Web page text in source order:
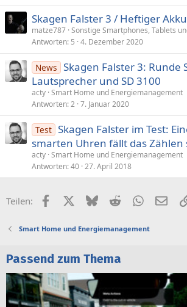
Skagen Falster 3 / Heftiger
matze787 Sonstige Smartphones, Tablets
Antworten 5 4. Dezember 2020
News Skagen Falster 3: Runde
Lautsprecher und SD 3100
acty Smart Home und Energiemanagement
Antworten 2 7. Januar 2020
Test Skagen Falster im Test:
smarten Uhren fällt das Zählen
acty Smart Home und Energiemanagement
Antworten 40 27. April 2018
Teilen: FacebookX (Twitter)
BlueskyRedditWhatsApp
E-
Smart Home und Energiemanagement
Passend zum Thema